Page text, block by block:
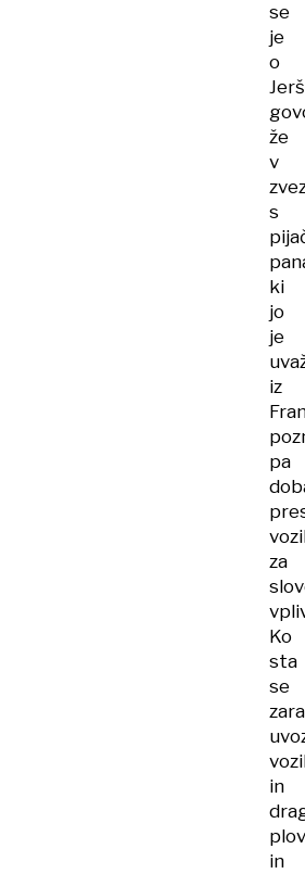
se
je
o
že
v
s
ki
jo
je
iz
pa
za
Ko
sta
se
in
in